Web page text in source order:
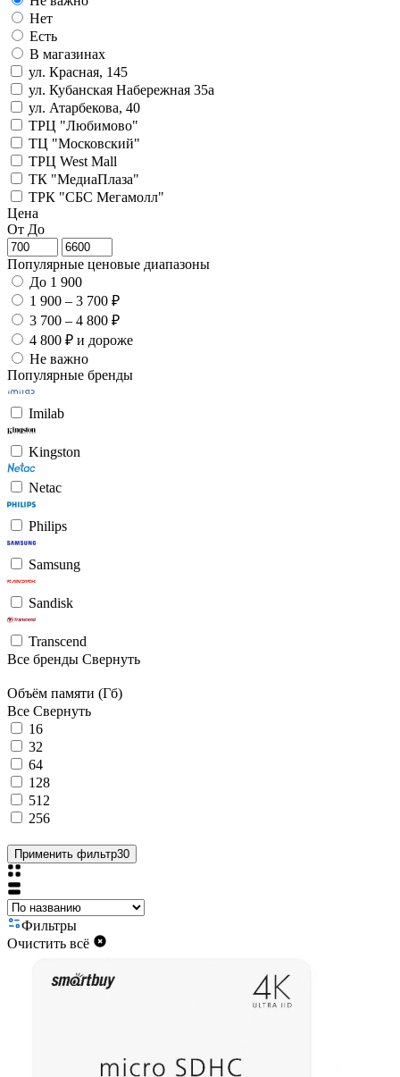
Нет
Есть
В магазинах
ул. Красная, 145
ул. Кубанская Набережная 35а
ул. Атарбекова, 40
ТРЦ "Любимово"
ТЦ "Московский"
ТРЦ West Mall
ТК "МедиаПлаза"
ТРК "СБС Мегамолл"
Цена
От До
Популярные ценовые диапазоны
До 1 900
1 900 – 3 700 ₽
3 700 – 4 800 ₽
4 800 ₽ и дороже
Не важно
Популярные бренды
Imilab
Kingston
Netac
Philips
Samsung
Sandisk
Transcend
Все бренды Свернуть
Объём памяти (Гб)
Все Свернуть
16
32
64
128
512
256
Применить фильтр30
Фильтры
Очистить всё